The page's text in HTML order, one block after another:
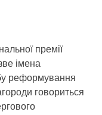
премії
імена
реформування
говориться